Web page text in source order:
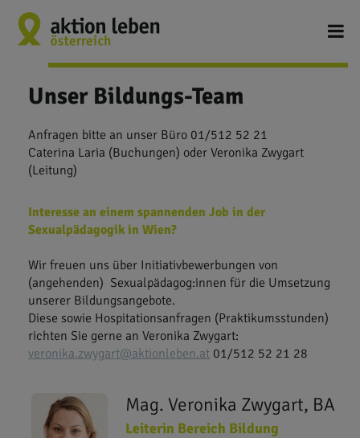
Unser Bildungs-Team
Anfragen bitte an unser Büro 01/512 52 21
Caterina Laria (Buchungen) oder Veronika Zwygart
(Leitung)
Interesse an einem spannenden Job in der
Sexualpädagogik in Wien?
Wir freuen uns über Initiativbewerbungen von
(angehenden) Sexualpädagog:innen für die Umsetzung
unserer Bildungsangebote.
Diese sowie Hospitationsanfragen (Praktikumsstunden)
richten Sie gerne an Veronika Zwygart:
veronika.zwygart@aktionleben.at 01/512 52 21 28
Mag. Veronika Zwygart, BA
Leiterin Bereich Bildung